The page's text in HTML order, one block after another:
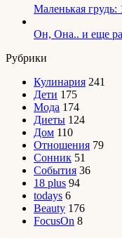
Маленькая грудь:
Он, Она.. и еще
Рубрики
Кулинария 241
Дети 175
Мода 174
Диеты 124
Дом 110
Отношения 79
Сонник 51
События 36
18 plus 94
todays 6
Beauty 176
FocusOn 8